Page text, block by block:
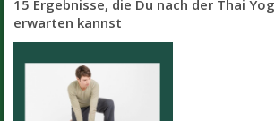
15 Ergebnisse, die Du nach der Thai
erwarten kannst